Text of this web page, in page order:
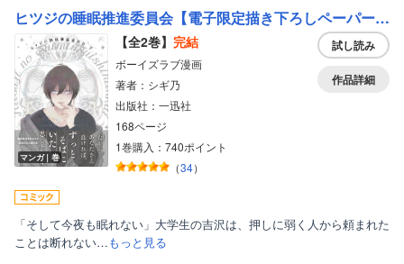
ヒツジの睡眠推進委員会【電子限定描き下ろしペーパー付き】
マンガ｜巻
【全2巻】 完結
ボーイズラブ漫画
著者：シギ乃
出版社：一迅社
168ページ
1巻購入：740ポイント
（34）
試し読み
作品詳細
「そして今夜も眠れない」大学生の吉沢は、押しに弱く人から頼まれた
ことは断れない…もっと見る